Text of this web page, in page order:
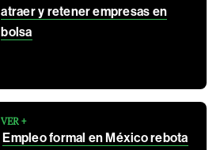
atraer y retener empresas en
bolsa
VER +
Empleo formal en México rebota